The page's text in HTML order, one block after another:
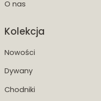
O nas
Kolekcja
Nowości
Dywany
Chodniki